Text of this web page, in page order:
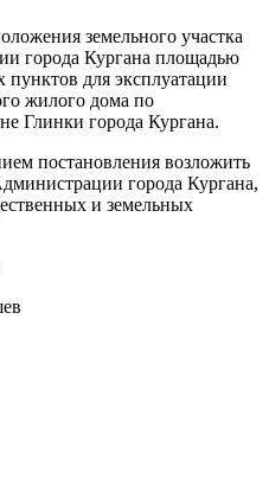
земельного участка
города Кургана площадью
пунктов для эксплуатации
жилого дома по
Глинки города Кургана.
постановления возложить
города Кургана,
и земельных